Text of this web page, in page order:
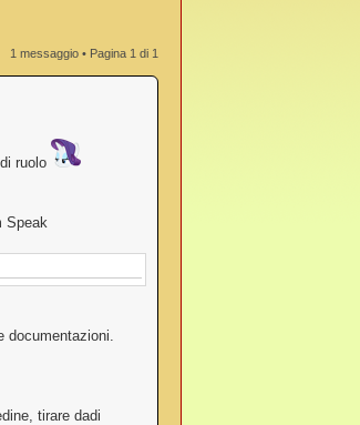
1 messaggio • Pagina 1 di 1
ruolo
Speak
tirare dadi